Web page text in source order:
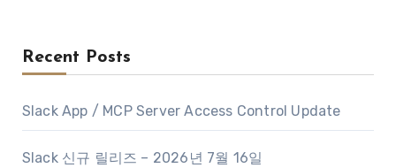
Recent Posts
Slack App / MCP Server Access Control Update
Slack 신규 릴리즈 – 2026년 7월 16일